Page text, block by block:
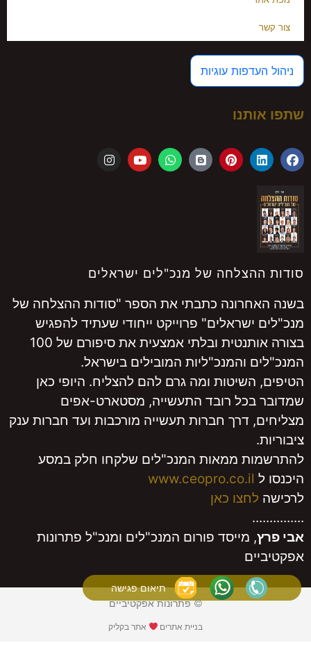
עוגיות
של מנכ"לים ישראלים
כתבתי את הספר "סודות ההצלחה של
ישראלים" פרוייקט ייחודי שעתיד להפגיש
בצורה אותנטית ובלתי אמצעית את סיפורם של 100
והמנכ"ליות המובילים בישראל.
השיטות ומה גרם להם להצליח. היופי כאן
בכל רובד התעשייה, מסטארט-אפים
דרך חברות תעשייה מורכבות ועד חברות ענק
ממאות המנכ"לים שלקחו חלק במסע
www.ceopro.co.il
לחצו כאן
, מייסד פורום המנכ"לים ומנכ"ל פתרונות
© פתרונות אפקטיביים
אתר בקליק​
תיאום פגישה